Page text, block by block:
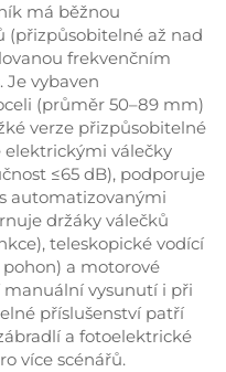
má běžnou
(přizpůsobitelné až nad
frekvenčním
Je vybaven
(průměr 50–89 mm)
verze přizpůsobitelné
elektrickými válečky
≤65 dB), podporuje
automatizovanými
držáky válečků
teleskopické vodící
a motorové
vysunutí i při
příslušenství patří
a fotoelektrické
více scénářů.